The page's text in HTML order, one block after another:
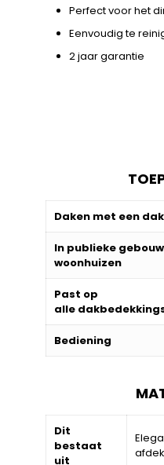
Perfect voor het
Eenvoudig te
2 jaar garantie
Daken met een
In publieke
woonhuizen
Past op
alle
Bediening
Dit
bestaat
uit